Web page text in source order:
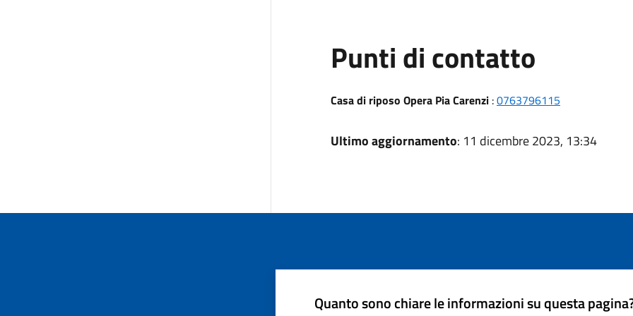
Punti di contatto
Casa di riposo Opera Pia Carenzi:0763796115
Ultimo aggiornamento: 11 dicembre 2023, 13:34
Quanto sono chiare le informazioni su questa